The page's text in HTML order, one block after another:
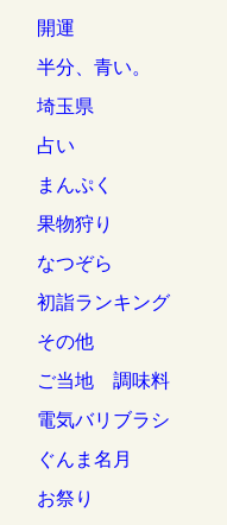
開運
半分、青い。
埼玉県
占い
まんぷく
果物狩り
なつぞら
初詣ランキング
その他
ご当地 調味料
電気バリブラシ
ぐんま名月
お祭り